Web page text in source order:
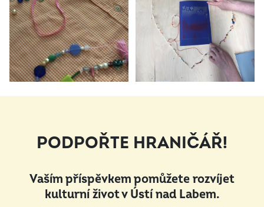
PODPOŘTE HRANIČÁŘ!
Vaším příspěvkem pomůžete rozvíjet
kulturní život v Ústí nad Labem.